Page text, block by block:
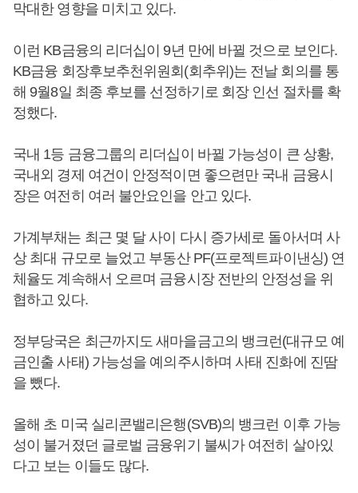
막대한 영향을 미치고 있다.
이런 KB금융의 리더십이 9년 만에 바뀔 것으로 보인다.
KB금융 회장후보추천위원회(회추위)는 전날 회의를 통
해 9월8일 최종 후보를 선정하기로 회장 인선 절차를 확
정했다.
국내 1등 금융그룹의 리더십이 바뀔 가능성이 큰 상황,
국내외 경제 여건이 안정적이면 좋으련만 국내 금융시
장은 여전히 여러 불안요인을 안고 있다.
가계부채는 최근 몇 달 사이 다시 증가세로 돌아서며 사
상 최대 규모로 늘었고 부동산 PF(프로젝트파이낸싱) 연
체율도 계속해서 오르며 금융시장 전반의 안정성을 위
협하고 있다.
정부당국은 최근까지도 새마을금고의 뱅크런(대규모 예
금인출 사태) 가능성을 예의주시하며 사태 진화에 진땀
을 뺐다.
올해 초 미국 실리콘밸리은행(SVB)의 뱅크런 이후 가능
성이 불거졌던 글로벌 금융위기 불씨가 여전히 살아있
다고 보는 이들도 많다.